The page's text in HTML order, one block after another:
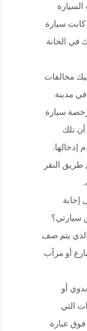
كانت سيارة
في الخانة
مخالفات
مدينة
رخصة سيارة
تلك
إدخالها.
النقر
إجابة
سيارتي؟
الذي يتم صف
أو مرآب
أو
التي
فوق عبارة